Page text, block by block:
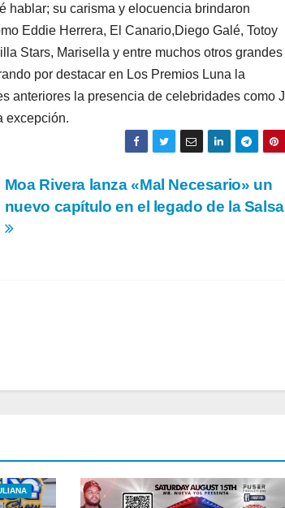
hablar; su carisma y elocuencia brindaron
Eddie Herrera, El Canario,Diego Galé, Totoy
Stars, Marisella y entre muchos otros grandes
por destacar en Los Premios Luna la
anteriores la presencia de celebridades como J
excepción.
Moa Rivera lanza «Mal Necesario» un
nuevo capítulo en el legado de la Salsa